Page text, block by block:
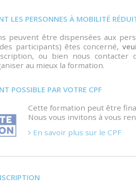
LES PERSONNES À MOBILITÉ
peuvent être dispensées aux
participants) êtes concerné,
ou bien nous contacter
au mieux la formation.
POSSIBLE PAR VOTRE CPF
Cette formation peut être
Nous vous invitons à vous
En savoir plus sur le CPF